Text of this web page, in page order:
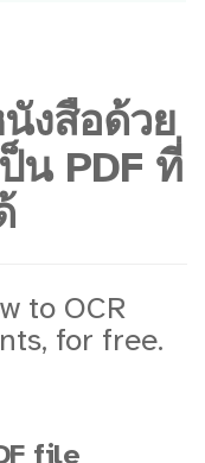
งสือด้วย
น PDF ที่
to OCR
for free.
file